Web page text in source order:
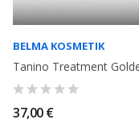
BELMA KOSMETIK
37,00 €